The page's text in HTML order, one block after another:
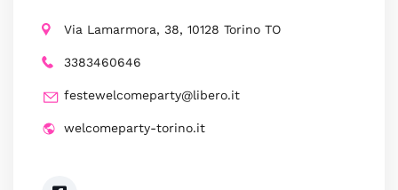
Via Lamarmora, 38, 10128 Torino TO
3383460646
festewelcomeparty@libero.it
welcomeparty-torino.it